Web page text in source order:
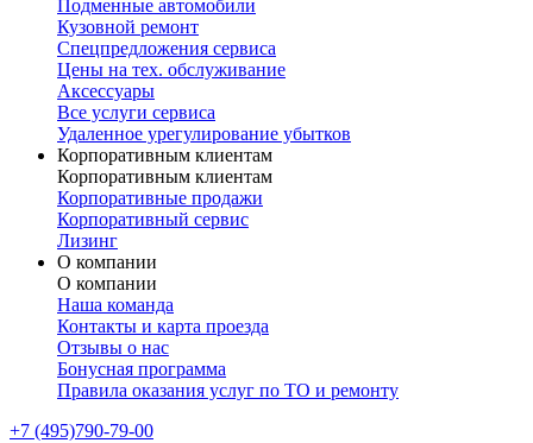
Подменные автомобили
Кузовной ремонт
Спецпредложения сервиса
Цены на тех. обслуживание
Аксессуары
Все услуги сервиса
Удаленное урегулирование убытков
Корпоративным клиентам
Корпоративным клиентам
Корпоративные продажи
Корпоративный сервис
Лизинг
О компании
О компании
Наша команда
Контакты и карта проезда
Отзывы о нас
Бонусная программа
Правила оказания услуг по ТО и ремонту
+7 (495)790-79-00